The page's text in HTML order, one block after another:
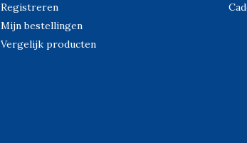
Registreren
Mijn bestellingen
Vergelijk producten